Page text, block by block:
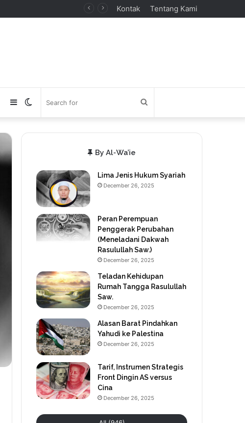
Kontak Tentang Kami
for
Switch
skin
Sidebar
By Al-Wa’ie
Lima Jenis Hukum Syariah
December 26, 2025
Peran Perempuan
Penggerak Perubahan
(Meneladani Dakwah
Rasulullah Saw.)
December 26, 2025
Teladan Kehidupan
Rumah Tangga Rasulullah
Saw.
December 26, 2025
Alasan Barat Pindahkan
Yahudi ke Palestina
December 26, 2025
Tarif, Instrumen Strategis
Front Dingin AS versus
Cina
December 26, 2025